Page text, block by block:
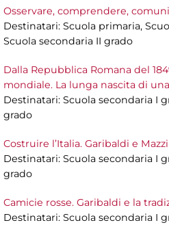
Osservare, comprendere,
Destinatari: Scuola primaria,
Scuola secondaria II grado
Dalla Repubblica Romana del
mondiale. La lunga nascita di
Destinatari: Scuola secondaria I
grado
Costruire l’Italia. Garibaldi e
Destinatari: Scuola secondaria I
grado
Camicie rosse. Garibaldi e la
Destinatari: Scuola secondaria I